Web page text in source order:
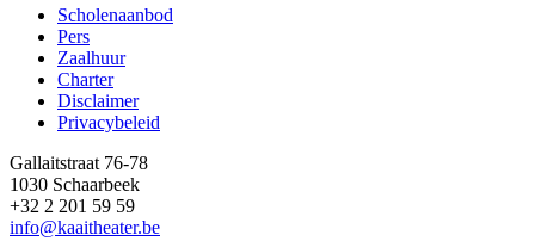
Footer
Scholenaanbod
Pers
Zaalhuur
Charter
Disclaimer
Privacybeleid
Gallaitstraat 76-78
1030 Schaarbeek
+32 2 201 59 59
info@kaaitheater.be